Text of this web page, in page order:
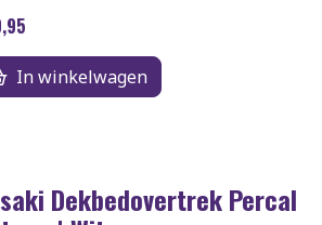
In winkelwagen
Dekbedovertrek Percal